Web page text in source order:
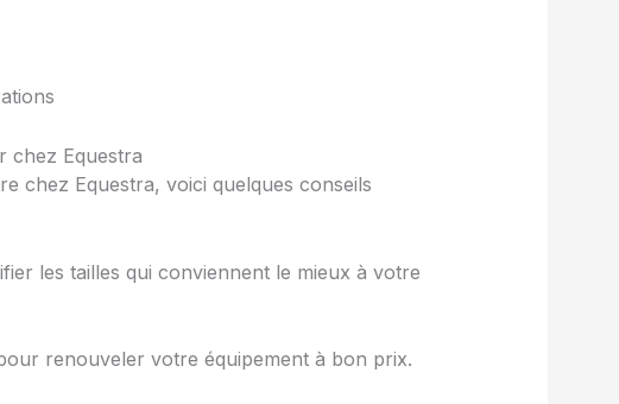
chez Equestra
chez Equestra, voici quelques conseils
les tailles qui conviennent le mieux à votre
renouveler votre équipement à bon prix.